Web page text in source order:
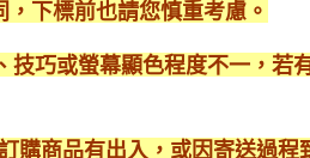
下標前也請您慎重考慮。
巧或螢幕顯色程度不一，若
購商品有出入，或因寄送過程